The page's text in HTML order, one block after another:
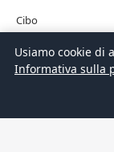
Cibo
Anime
Guida di viaggio
Usiamo cookie di
Informativa sulla